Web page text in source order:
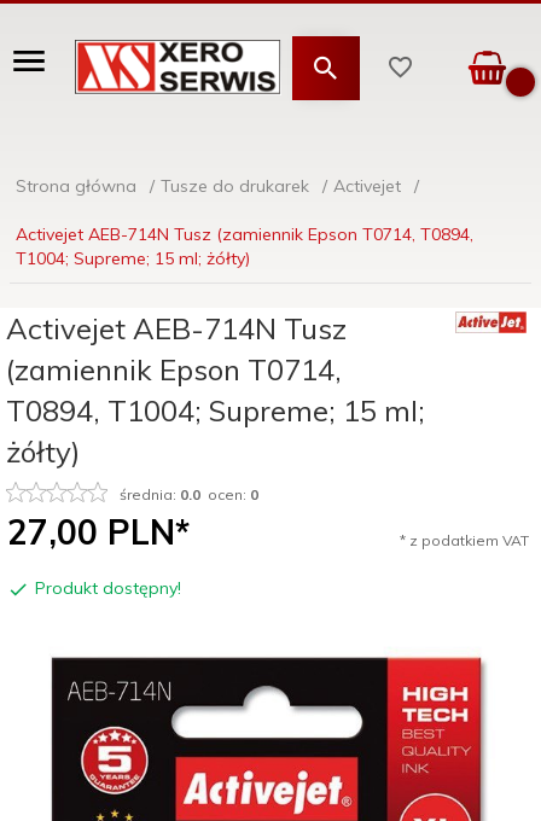
Strona główna Tusze do drukarek Activejet
Activejet AEB-714N Tusz (zamiennik Epson T0714, T0894,
T1004; Supreme; 15 ml; żółty)
Activejet AEB-714N Tusz
(zamiennik Epson T0714,
T0894, T1004; Supreme; 15 ml;
żółty)
średnia: 0.0 ocen: 0
27,00 PLN* * z podatkiem VAT
Produkt dostępny!